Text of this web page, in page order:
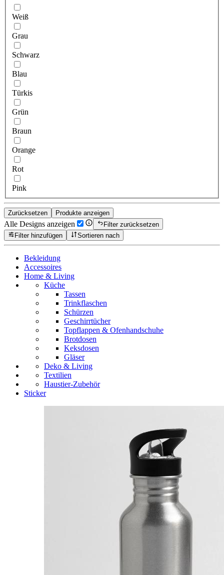
Weiß
Grau
Schwarz
Blau
Türkis
Grün
Braun
Orange
Rot
Pink
Zurücksetzen Produkte anzeigen
Alle Designs anzeigen
Filter zurücksetzen
Filter hinzufügen
Sortieren nach
Bekleidung
Accessoires
Home & Living
Küche
Tassen
Trinkflaschen
Schürzen
Geschirrtücher
Topflappen & Ofenhandschuhe
Brotdosen
Keksdosen
Gläser
Deko & Living
Textilien
Haustier-Zubehör
Sticker